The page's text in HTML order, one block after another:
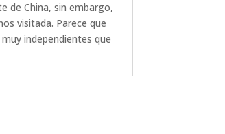
de China, sin embargo,
visitada. Parece que
independientes que